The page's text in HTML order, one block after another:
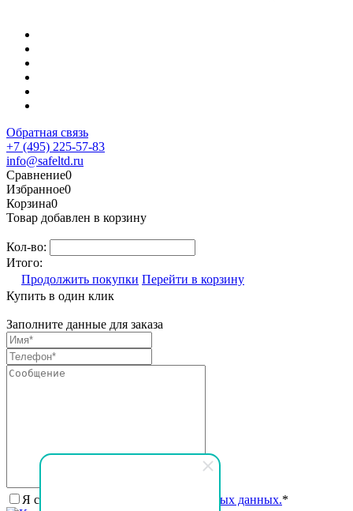
Обратная связь
+7 (495) 225-57-83
info@safeltd.ru
Сравнение0
Избранное0
Корзина0
Товар добавлен в корзину
Кол-во:
Итого:
Продолжить покупки Перейти в корзину
Купить в один клик
Заполните данные для заказа
Я согласен на обработку персональных данных.*